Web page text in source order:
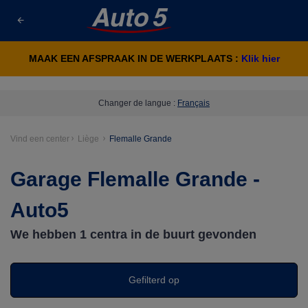
MAAK EEN AFSPRAAK IN DE WERKPLAATS : Klik hier
Vind een center Liège Flemalle Grande
Changer de langue : Français
Garage Flemalle Grande -
Auto5
We hebben 1 centra in de buurt gevonden
Gefilterd op